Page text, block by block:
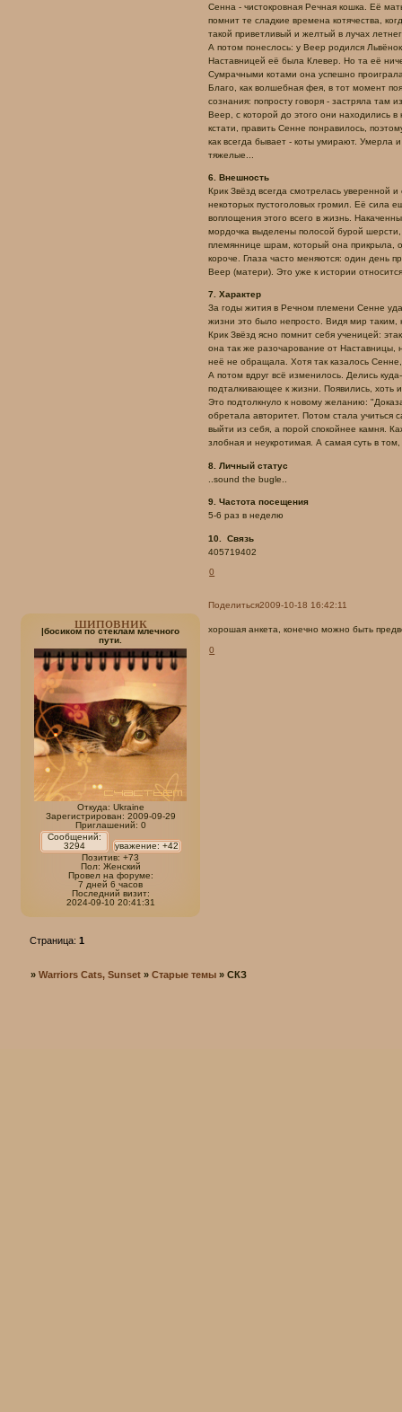
Сенна - чистокровная Речная кошка. Её
помнит те сладкие времена котячества,
такой приветливый и желтый в лучах
А потом понеслось: у Веер родился
Наставницей её была Клевер. Но та её
Сумрачными котами она успешно
Благо, как волшебная фея, в тот момент
сознания: попросту говоря - застряла там
Веер, с которой до этого они находились
кстати, править Сенне понравилось,
как всегда бывает - коты умирают.
тяжелые...
6. Внешность
Крик Звёзд всегда смотрелась уверенной
некоторых пустоголовых громил. Её сила
воплощения этого всего в жизнь.
мордочка выделены полосой бурой шерсти,
племяннице шрам, который она прикрыла,
короче. Глаза часто меняются: один день
Веер (матери). Это уже к истории
7. Характер
За годы жития в Речном племени Сенне
жизни это было непросто. Видя мир таким,
Крик Звёзд ясно помнит себя ученицей:
она так же разочарование от Наставницы,
неё не обращала. Хотя так казалось
А потом вдруг всё изменилось. Делись
подталкивающее к жизни. Появились, хоть
Это подтолкнуло к новому желанию:
обретала авторитет. Потом стала
выйти из себя, а порой спокойнее камня.
злобная и неукротимая. А самая суть в
8. Личный статус
..sound the bugle..
9. Частота посещения
5-6 раз в неделю
10. Связь
405719402
0
Поделиться2009-10-18 16:42:11
шиповник
|босиком по стеклам млечного
пути.
Откуда: Ukraine
Зарегистрирован: 2009-09-29
Приглашений: 0
Сообщений:
3294
уважение: +42
Позитив: +73
Пол: Женский
Провел на форуме:
7 дней 6 часов
Последний визит:
2024-09-10 20:41:31
хорошая анкета, конечно можно быть
0
Страница:1
»Warriors Cats, Sunset »Старые темы »СКЗ